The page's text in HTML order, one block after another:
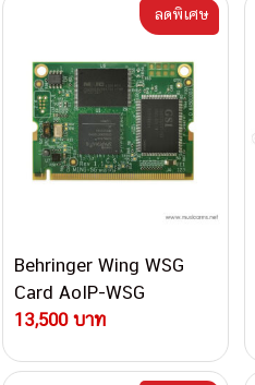
Behringer Wing WSG
Card AoIP-WSG
13,500 บาท
ลดพิเศษ